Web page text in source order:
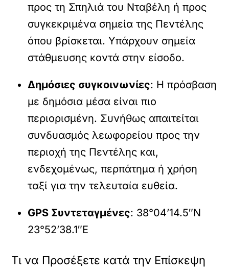
προς τη Σπηλιά του Νταβέλη ή προς
συγκεκριμένα σημεία της Πεντέλης
όπου βρίσκεται. Υπάρχουν σημεία
στάθμευσης κοντά στην είσοδο.
Δημόσιες συγκοινωνίες: Η πρόσβαση
με δημόσια μέσα είναι πιο
περιορισμένη. Συνήθως απαιτείται
συνδυασμός λεωφορείου προς την
περιοχή της Πεντέλης και,
ενδεχομένως, περπάτημα ή χρήση
ταξί για την τελευταία ευθεία.
GPS Συντεταγμένες: 38°04’14.5″N
23°52’38.1″E
Τι να Προσέξετε κατά την Επίσκεψη